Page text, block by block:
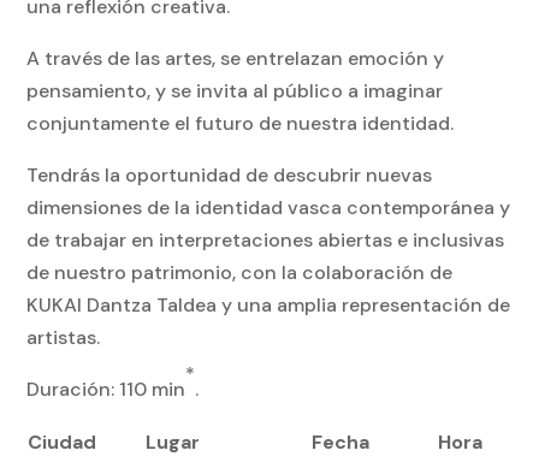
una reflexión creativa.
A través de las artes, se entrelazan emoción y
pensamiento, y se invita al público a imaginar
conjuntamente el futuro de nuestra identidad.
Tendrás la oportunidad de descubrir nuevas
dimensiones de la identidad vasca contemporánea y
de trabajar en interpretaciones abiertas e inclusivas
de nuestro patrimonio, con la colaboración de
KUKAI Dantza Taldea y una amplia representación de
artistas.
Duración: 110 min
*
.
Ciudad Lugar Fecha Hora